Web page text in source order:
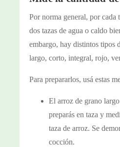
Por norma general, por cada
dos tazas de agua o caldo
embargo, hay distintos tipos
largo, corto, integral, rojo,
Para prepararlos, usá estas
El arroz de grano
preparás en taza y
taza de arroz. Se
cocción.